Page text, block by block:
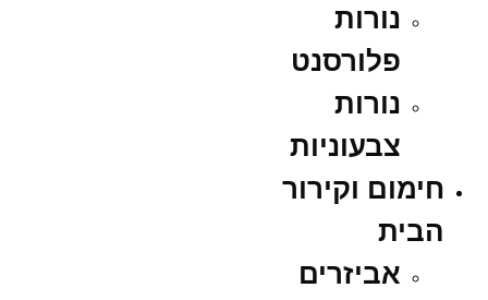
נורות
פלורסנט
נורות
צבעוניות
חימום וקירור
הבית
אביזרים